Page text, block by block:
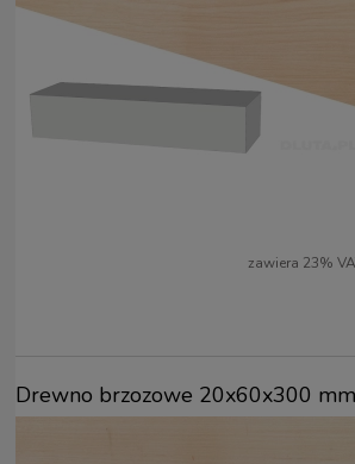
zawiera 23%
Drewno brzozowe 20x60x300 mm